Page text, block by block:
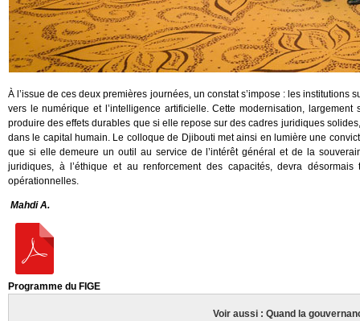
À l’issue de ces deux premières journées, un constat s’impose : les
vers le numérique et l’intelligence artificielle. Cette modernisation,
produire des effets durables que si elle repose sur des cadres juridiques
dans le capital humain. Le colloque de Djibouti met ainsi en lumière une
que si elle demeure un outil au service de l’intérêt général et de la
juridiques, à l’éthique et au renforcement des capacités, devra
opérationnelles.
Mahdi A.
Programme du FIGE
Voir aussi : Quand la